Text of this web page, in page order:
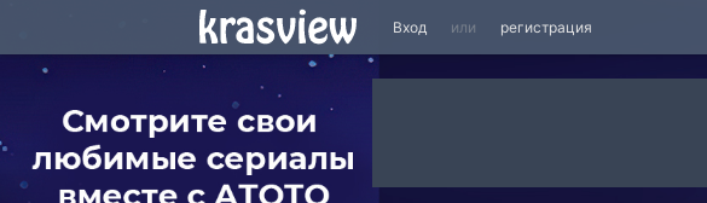
Вход или регистрация